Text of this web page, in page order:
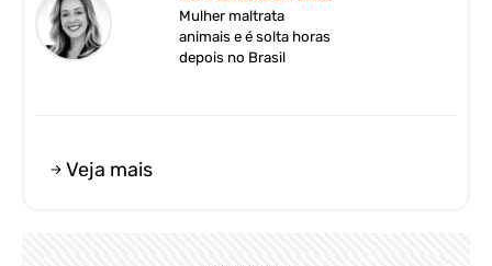
Mulher maltrata
animais e é solta horas
depois no Brasil
Veja mais